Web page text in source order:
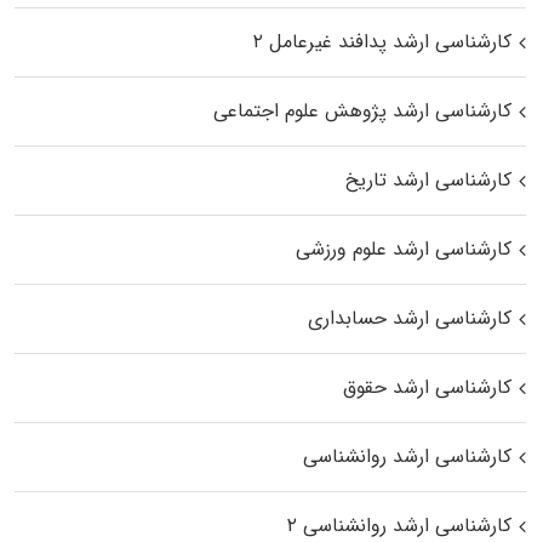
کارشناسی ارشد پدافند غیرعامل ۲
کارشناسی ارشد پژوهش علوم اجتماعی
کارشناسی ارشد تاریخ
کارشناسی ارشد علوم ورزشی
کارشناسی ارشد حسابداری
کارشناسی ارشد حقوق
کارشناسی ارشد روانشناسی
کارشناسی ارشد روانشناسی ۲